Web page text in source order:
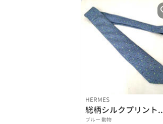
HERMES
総柄シル
ブルー 動物